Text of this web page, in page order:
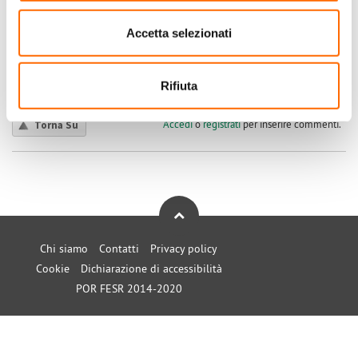
Accetta selezionati
Rifiuta
Submitted by kiavet on Lun, 02/01/2023 - 11:47
-1
Torna Su Accedioregistratiper inserire commenti.
Chi siamo Contatti
Privacy policy
Cookie
Dichiarazione di accessibilità
POR FESR 2014-2020